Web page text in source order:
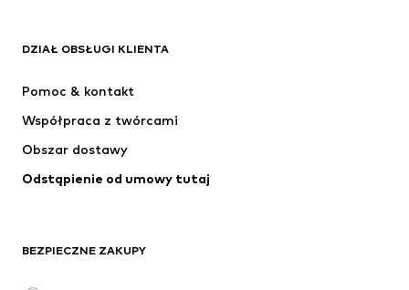
Next
NAME IT
DZIAŁ OBSŁUGI KLIENTA
Pomoc & kontakt
Współpraca z twórcami
Obszar dostawy
Odstąpienie od umowy tutaj
BEZPIECZNE ZAKUPY